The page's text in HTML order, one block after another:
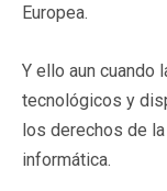
Europea.
Y ello aun cuando
tecnológicos y
los derechos de
informática.